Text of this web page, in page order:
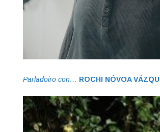
Parladoiro con… ROCHI NÓVOA